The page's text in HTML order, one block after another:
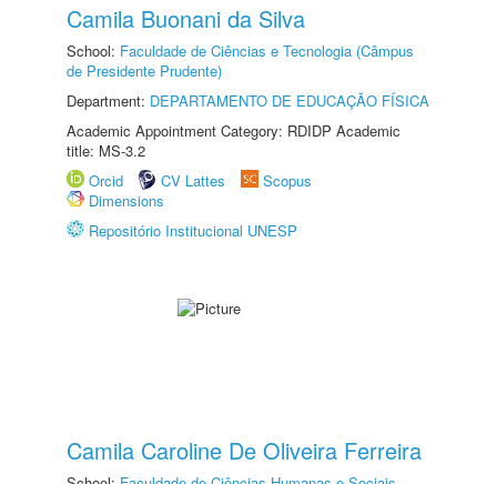
Camila Buonani da Silva
School: Faculdade de Ciências e Tecnologia (Câmpus
de Presidente Prudente)
Department: DEPARTAMENTO DE EDUCAÇÃO FÍSICA
Academic Appointment Category: RDIDP Academic
title: MS-3.2
Orcid
CV Lattes
Scopus
Dimensions
Repositório Institucional UNESP
Camila Caroline De Oliveira Ferreira